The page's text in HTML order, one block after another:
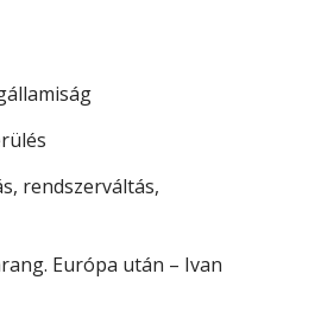
rendszerváltás,
Európa után – Ivan